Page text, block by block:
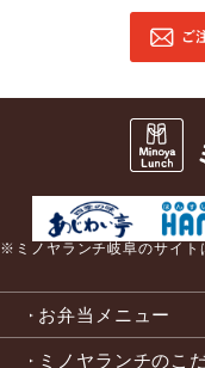
※ミノヤランチ岐阜のサイト
お弁当メニュー
ミノヤランチのこ